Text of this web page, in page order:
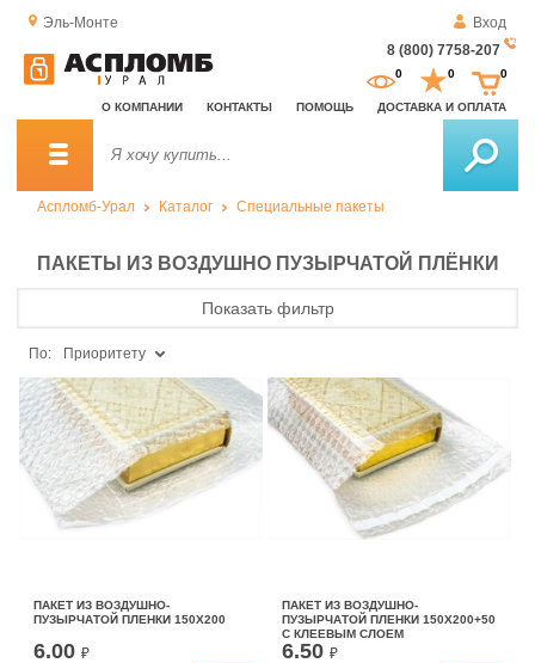
Эль-Монте
Вход
8 (800) 7758-207
О КОМПАНИИ КОНТАКТЫ ПОМОЩЬ ДОСТАВКА И ОПЛАТА
0 0 0
Аспломб-Урал Каталог Специальные пакеты
ПАКЕТЫ ИЗ ВОЗДУШНО ПУЗЫРЧАТОЙ ПЛЁНКИ
Показать фильтр
По: Приоритету
ПАКЕТ ИЗ ВОЗДУШНО-
ПУЗЫРЧАТОЙ ПЛЕНКИ 150Х200
6.00 ₽
ПАКЕТ ИЗ ВОЗДУШНО-
ПУЗЫРЧАТОЙ ПЛЕНКИ 150Х200+50
С КЛЕЕВЫМ СЛОЕМ
6.50 ₽